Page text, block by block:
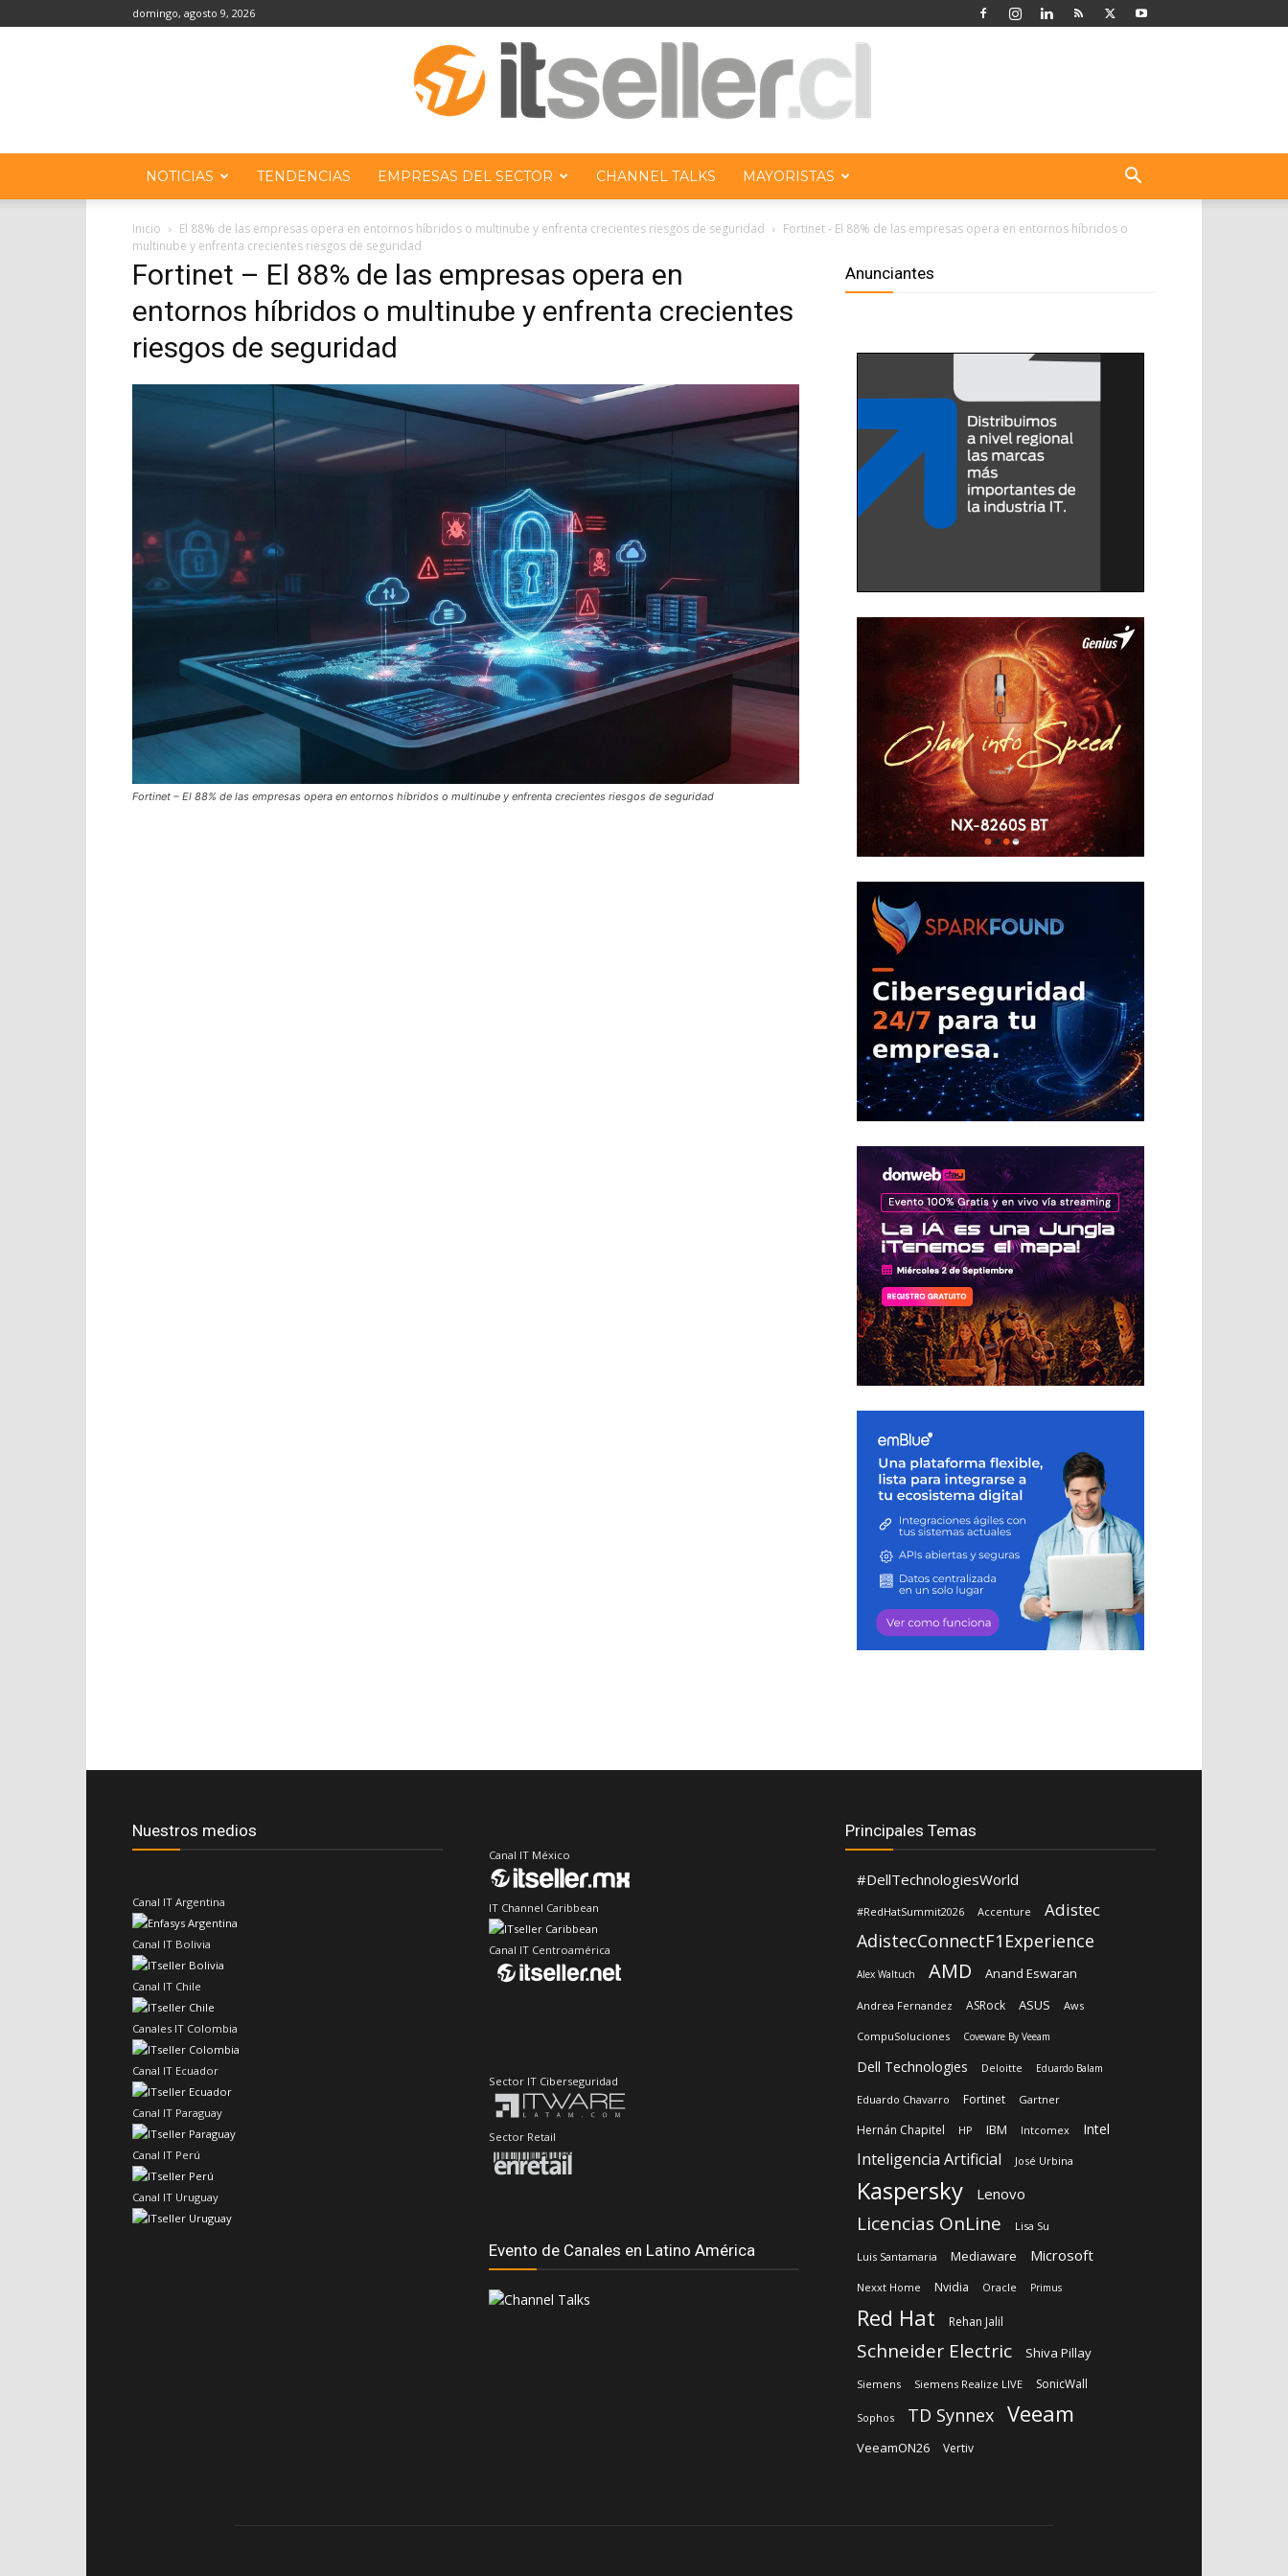
domingo, agosto 9, 2026
NOTICIAS TENDENCIAS EMPRESAS DEL SECTOR CHANNEL TALKS MAYORISTAS
Inicio El 88% de las empresas opera en entornos híbridos o multinube y enfrenta crecientes riesgos de seguridad
Fortinet - El 88% de las empresas opera en entornos híbridos o
multinube y enfrenta crecientes riesgos de seguridad
Fortinet – El 88% de las empresas opera en
entornos híbridos o multinube y enfrenta crecientes
riesgos de seguridad
Fortinet – El 88% de las empresas opera en entornos híbridos o multinube y enfrenta crecientes riesgos de seguridad
Anunciantes
Nuestros medios
Canal IT Argentina
Canal IT Bolivia
Canal IT Chile
Canales IT Colombia
Canal IT Ecuador
Canal IT Paraguay
Canal IT Perú
Canal IT Uruguay
Canal IT México
IT Channel Caribbean
Canal IT Centroamérica
Sector IT Ciberseguridad
Sector Retail
Evento de Canales en Latino América
Principales Temas
#DellTechnologiesWorld
#RedHatSummit2026 Accenture Adistec
AdistecConnectF1Experience
Alex Waltuch AMD Anand Eswaran
Andrea Fernandez ASRock ASUS Aws
CompuSoluciones Coveware By Veeam
Dell Technologies Deloitte Eduardo Balam
Eduardo Chavarro Fortinet Gartner
Hernán Chapitel HP IBM Intcomex Intel
Inteligencia Artificial José Urbina
Kaspersky Lenovo
Licencias OnLine Lisa Su
Luis Santamaria Mediaware Microsoft
Nexxt Home Nvidia Oracle Primus
Red Hat Rehan Jalil
Schneider Electric Shiva Pillay
Siemens Siemens Realize LIVE SonicWall
Sophos TD Synnex Veeam
VeeamON26 Vertiv